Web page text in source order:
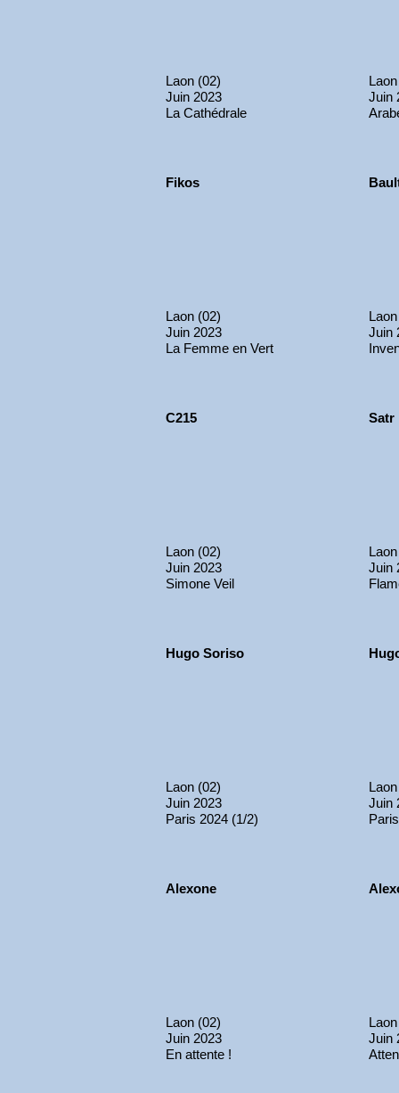
Laon (02)
Juin 2023
La Cathédrale
Juin
Fikos
Laon (02)
Juin 2023
La Femme en Vert
Juin
C215
Laon (02)
Juin 2023
Simone Veil
Satr
Juin
Hugo Soriso
Laon (02)
Juin 2023
Paris 2024 (1/2)
Juin
Alexone
Laon (02)
Juin 2023
En attente !
Juin